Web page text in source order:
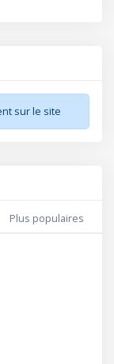
sur le site
Plus populaires